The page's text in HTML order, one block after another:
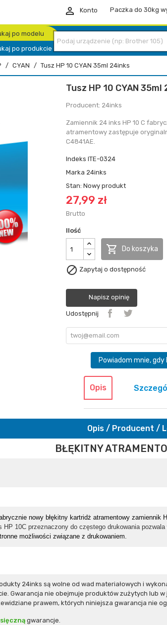
 Konto Paczka do 30kg
po modelu
po produkcie
CYAN Tusz HP 10 CYAN 35ml 24inks
Tusz HP 10 CYAN 35ml
Producent: 24inks
Zamiennik 24 inks HP 10 C
atramentowy zastępuje
C4841AE.
Indeks ITE-0324
Marka 24inks
Stan: Nowy produkt
27,99 zł
Brutto
Ilość
 Do koszyka
 Zapytaj o dostępność
Napisz opinię
Udostępnij
Powiadom mnie,
Opis
Opis / Producent /
BŁĘKITNY
nowy błękitny kartridż atramentowy zamiennik
HP 10C przeznaczony do częstego drukowania
możliwości związane z drukowaniem.
24inks są wolne od wad materiałowych i
Gwarancja nie obejmuje produktów zużytych lub
prawem, których niniejsza gwarancja nie
gwarancje.